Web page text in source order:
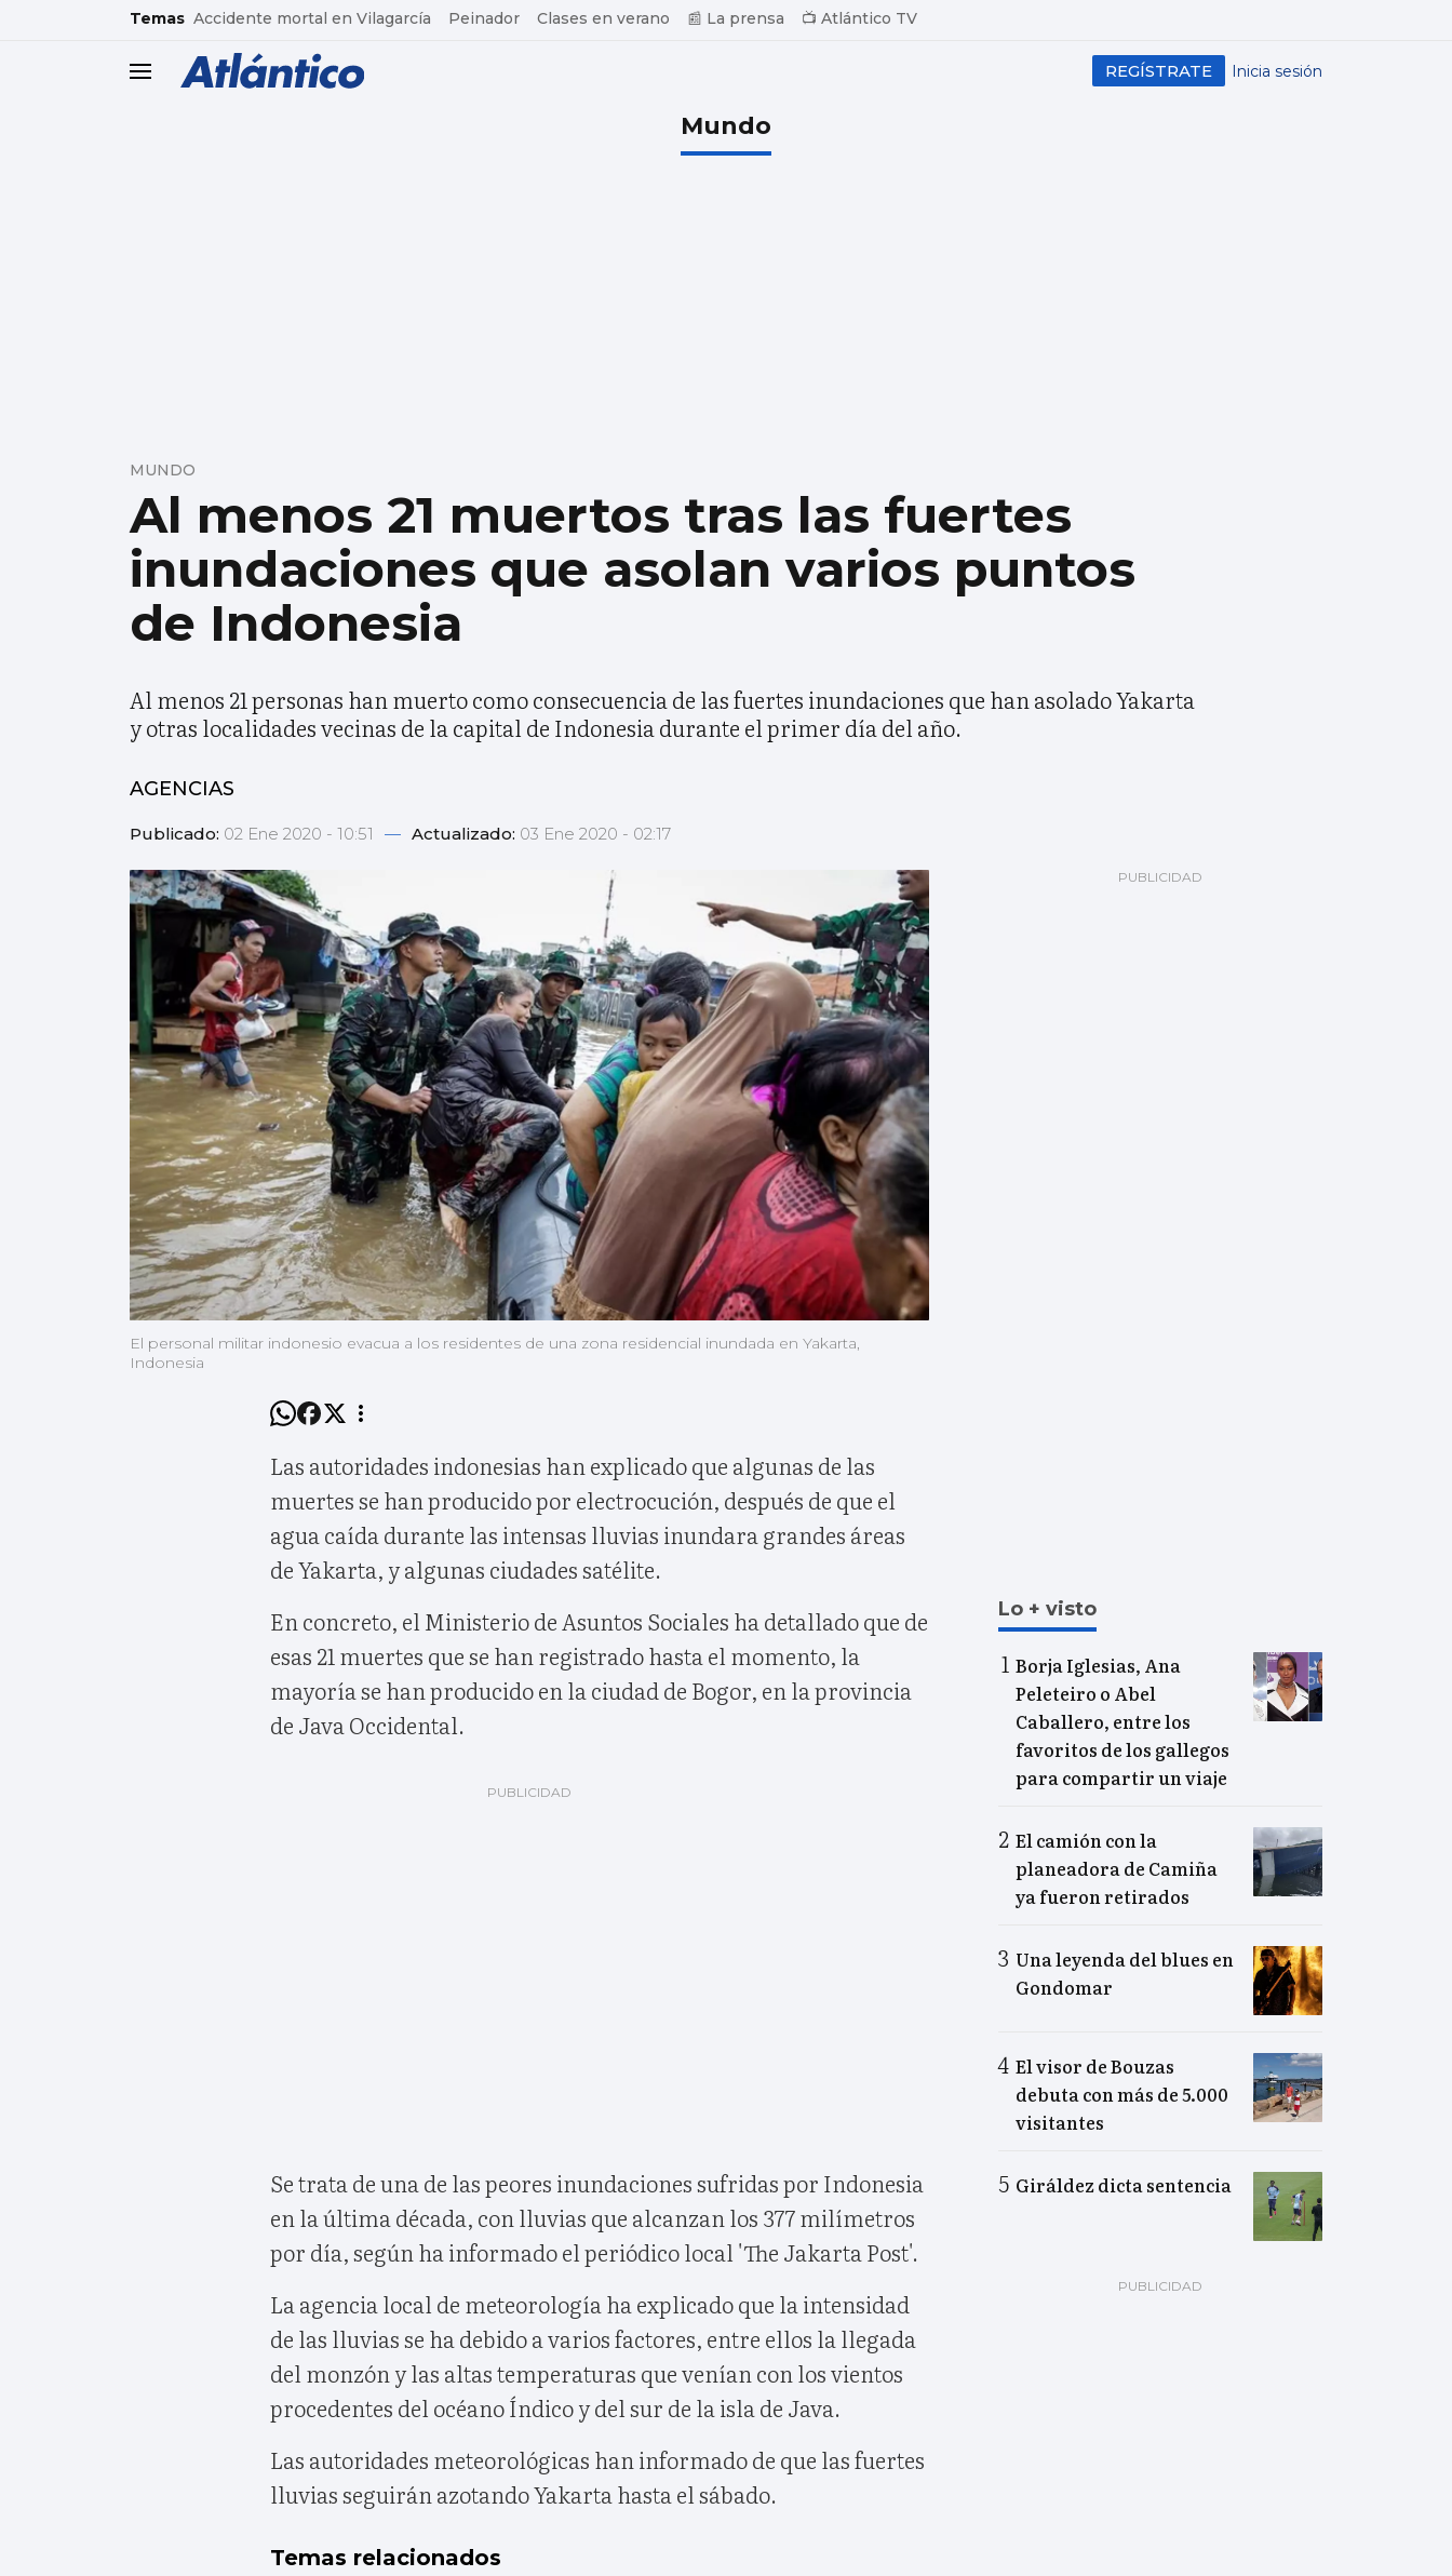
common.go-to-content
Temas Accidente mortal en Vilagarcía Peinador Clases en verano 📰 La prensa 📺 Atlántico TV
header.menu.open Inicia sesión
REGÍSTRATE
Mundo
Al menos 21 muertos tras las fuertes
inundaciones que asolan varios puntos
de Indonesia
MUNDO
Al menos 21 personas han muerto como consecuencia de las fuertes inundaciones que han asolado Yakarta
y otras localidades vecinas de la capital de Indonesia durante el primer día del año.
AGENCIAS
Publicado: 02 Ene 2020 - 10:51 — Actualizado: 03 Ene 2020 - 02:17
El personal militar indonesio evacua a los residentes de una zona residencial inundada en Yakarta,
Indonesia
Las autoridades indonesias han explicado que algunas de las
muertes se han producido por electrocución, después de que el
agua caída durante las intensas lluvias inundara grandes áreas
de Yakarta, y algunas ciudades satélite.
En concreto, el Ministerio de Asuntos Sociales ha detallado que de
esas 21 muertes que se han registrado hasta el momento, la
mayoría se han producido en la ciudad de Bogor, en la provincia
de Java Occidental.
Se trata de una de las peores inundaciones sufridas por Indonesia
en la última década, con lluvias que alcanzan los 377 milímetros
por día, según ha informado el periódico local 'The Jakarta Post'.
La agencia local de meteorología ha explicado que la intensidad
de las lluvias se ha debido a varios factores, entre ellos la llegada
del monzón y las altas temperaturas que venían con los vientos
procedentes del océano Índico y del sur de la isla de Java.
Las autoridades meteorológicas han informado de que las fuertes
lluvias seguirán azotando Yakarta hasta el sábado.
Temas relacionados
Lo + visto
Borja Iglesias, Ana
Peleteiro o Abel
Caballero, entre los
favoritos de los gallegos
para compartir un viaje
El camión con la
planeadora de Camiña
ya fueron retirados
Una leyenda del blues en
Gondomar
El visor de Bouzas
debuta con más de 5.000
visitantes
Giráldez dicta sentencia